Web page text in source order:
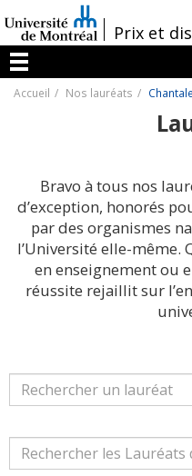
au
contenu
/Prix et
Menu
Accueil Nos lauréats
Bravo à tous nos
d’exception, honorés
par des organismes
l’Université elle-même.
en enseignement ou
réussite rejaillit sur